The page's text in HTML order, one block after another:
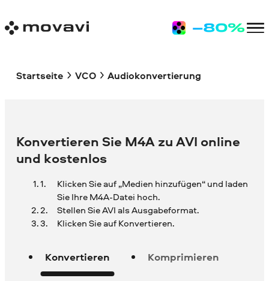
Startseite VCO Audiokonvertierung
Konvertieren Sie M4A zu AVI online
und kostenlos
Klicken Sie auf „Medien hinzufügen“ und laden
Sie IhreM4A-Datei hoch.
Stellen Sie AVI als Ausgabeformat.
Klicken Sie auf Konvertieren.
Konvertieren Komprimieren